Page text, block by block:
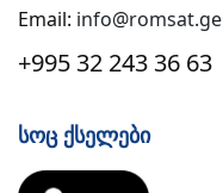
Email: info@romsat.ge
+995 32 243 36 63
Სოც Ქსელები